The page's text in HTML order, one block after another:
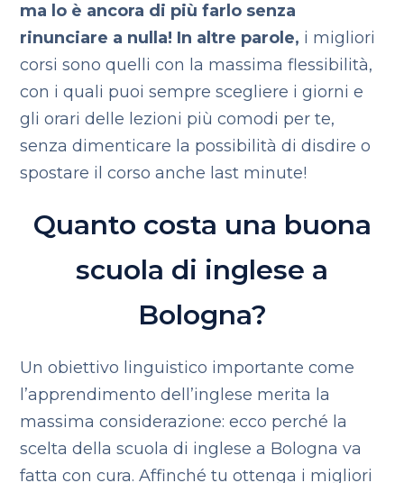
ma lo è ancora di più farlo senza
rinunciare a nulla! In altre parole, i migliori
corsi sono quelli con la massima flessibilità,
con i quali puoi sempre scegliere i giorni e
gli orari delle lezioni più comodi per te,
senza dimenticare la possibilità di disdire o
spostare il corso anche last minute!
Quanto costa una buona
scuola di inglese a
Bologna?
Un obiettivo linguistico importante come
l’apprendimento dell’inglese merita la
massima considerazione: ecco perché la
scelta della scuola di inglese a Bologna va
fatta con cura. Affinché tu ottenga i migliori